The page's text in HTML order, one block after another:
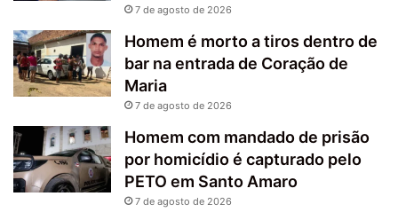
7 de agosto de 2026
Homem é morto a tiros dentro de
bar na entrada de Coração de
Maria
7 de agosto de 2026
Homem com mandado de prisão
por homicídio é capturado pelo
PETO em Santo Amaro
7 de agosto de 2026